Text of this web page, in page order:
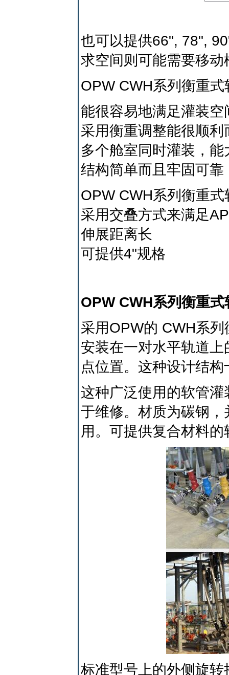
也可以提供66", 78",
求空间则可能需要移
OPW CWH系列衡重
能很容易地满足灌装空
采用衡重调整能很顺
多个舱室同时灌装，
结构简单而且牢固可靠
OPW CWH系列衡重
采用交叠方式来满足
伸展距离长
可提供4"规格
OPW CWH系列衡重
采用OPW的 CWH系
安装在一对水平轨道
点位置。这种设计结
这种广泛使用的软管
于维修。材质为碳钢
用。可提供复合材料
标准型号上的外侧旋